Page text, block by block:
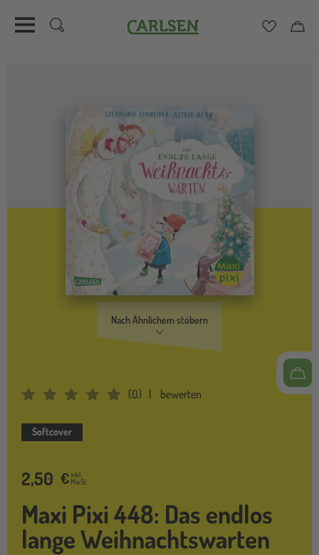
Carlsen
Nach Ähnlichem stöbern
Average Rating: 0 (0) bewerten
Softcover
2,50 €inkl.
MwSt.
Maxi Pixi 448: Das endlos
lange Weihnachtswarten